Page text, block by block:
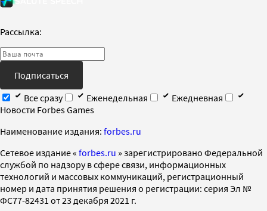
Рассылка:
Подписаться
Все сразу
Еженедельная
Ежедневная
Новости Forbes Games
Наименование издания: forbes.ru
Cетевое издание « forbes.ru » зарегистрировано Федеральной
службой по надзору в сфере связи, информационных
технологий и массовых коммуникаций, регистрационный
номер и дата принятия решения о регистрации: серия Эл №
ФС77-82431 от 23 декабря 2021 г.